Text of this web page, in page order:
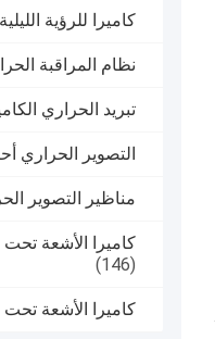
كاميرا للرؤية
نظام المراقبة
تبريد الحراري
التصوير الحراري
مناظير التصوير
كاميرا الأشعة
(146)
كاميرا الأشعة تحت